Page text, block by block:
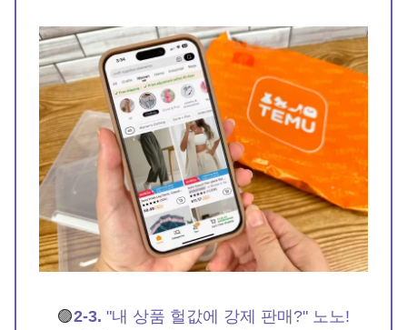
🟣2-3. "내 상품 헐값에 강제 판매?" 노노!